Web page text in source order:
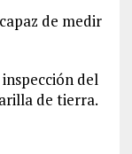
de medir
del
de tierra.